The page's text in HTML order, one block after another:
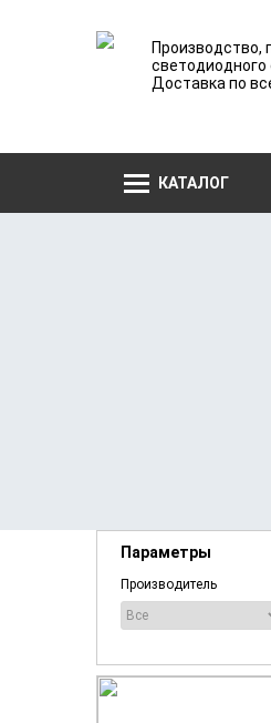
Доставка по
КАТАЛОГ
Параметры
Производитель